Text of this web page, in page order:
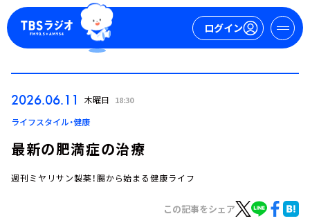
ログイン
ログイン
2026.06.11 木曜日 18:30
ライフスタイル・健康
最新の肥満症の治療
週刊ミヤリサン製薬！腸から始まる健康ライフ
この記事をシェア